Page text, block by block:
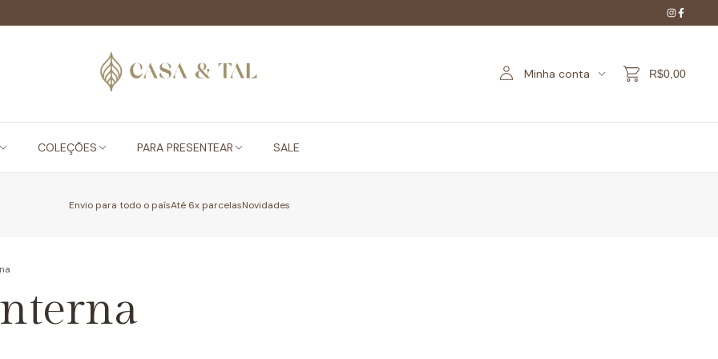
Minha conta R$0,00
COLEÇÕES PARA PRESENTEAR SALE
Envio para todo o paísAté 6x parcelasNovidades